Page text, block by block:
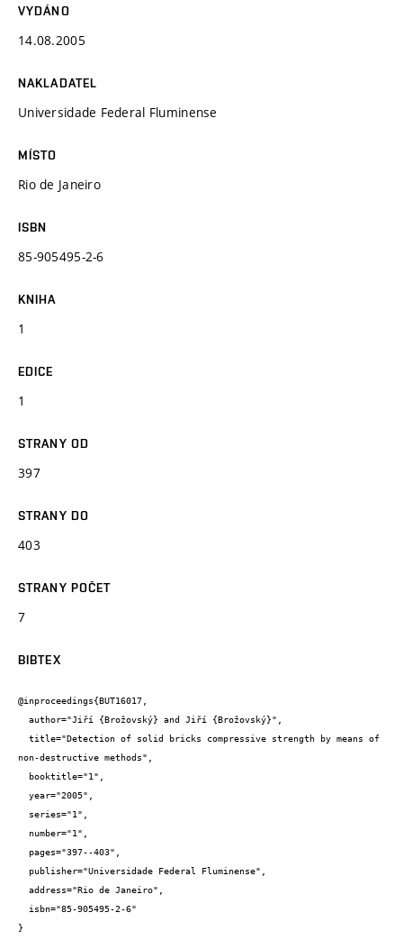
VYDÁNO
14.08.2005
NAKLADATEL
Universidade Federal Fluminense
MÍSTO
Rio de Janeiro
ISBN
85-905495-2-6
KNIHA
1
EDICE
1
STRANY OD
397
STRANY DO
403
STRANY POČET
7
BIBTEX
@inproceedings{BUT16017,
non-destructive methods",
}